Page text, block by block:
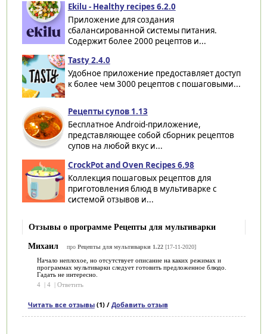
Ekilu - Healthy recipes 6.2.0
Приложение для создания
сбалансированной системы питания.
Содержит более 2000 рецептов и...
Tasty 2.4.0
Удобное приложение предоставляет доступ
к более чем 3000 рецептов с пошаговыми...
Рецепты супов 1.13
Бесплатное Android-приложение,
представляющее собой сборник рецептов
супов на любой вкус и...
CrockPot and Oven Recipes 6.98
Коллекция пошаговых рецептов для
приготовления блюд в мультиварке с
системой отзывов и...
Отзывы о программе Рецепты для мультиварки
Михаил
про Рецепты для мультиварки 1.22[17-11-2020]
Начало неплохое, но отсутствует описание на каких режимах и
программах мультиварки следует готовить предложенное блюдо.
Гадать не интересно.
4
4 Ответить
Читать все отзывы(1) / Добавить отзыв